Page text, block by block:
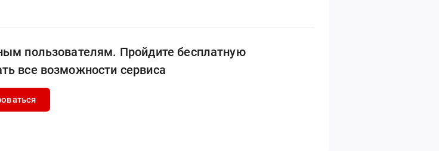
пользователям. Пройдите бесплатную
все возможности сервиса